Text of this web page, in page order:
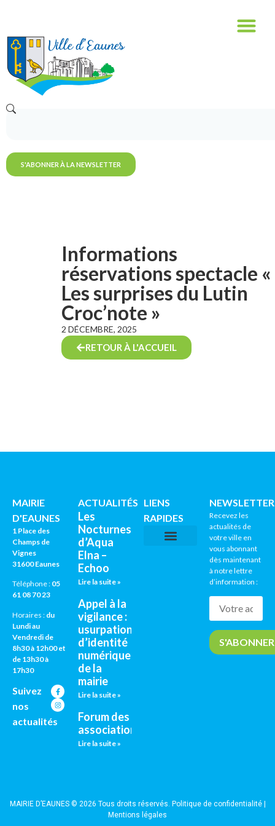
S'ABONNER À LA NEWSLETTER
Informations
réservations spectacle «
Les surprises du Lutin
Croc’note »
2 DÉCEMBRE, 2025
RETOUR À L'ACCUEIL
MAIRIE
D'EAUNES
1 Place des
Champs de
Vignes
31600 Eaunes
Téléphone : 05
61 08 70 23
Horaires : du
Lundi au
Vendredi de
8h30 à 12h00 et
de 13h30 à
17h30
Suivez
nos
actualités
ACTUALITÉS
Les
Nocturnes
d’Aqua
Elna –
Echoo
Lire la suite »
Appel à la
vigilance :
usurpation
d’identité
numérique
de la
mairie
Lire la suite »
Forum des
associations
Lire la suite »
LIENS
RAPIDES
Recevez les
actualités de
votre ville en
vous abonnant
dès maintenant
à notre lettre
d’information :
MAIRIE D’EAUNES © 2026 Tous droits réservés. Politique de confidentialité|
Mentions légales